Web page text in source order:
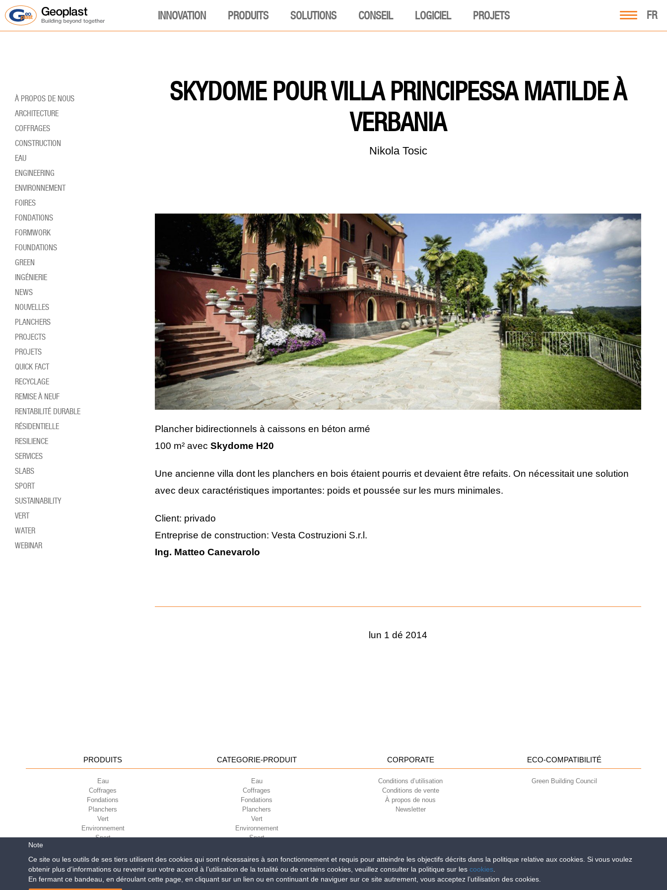
FR
INNOVATION PRODUITS SOLUTIONS CONSEIL LOGICIEL PROJETS
SKYDOME POUR VILLA PRINCIPESSA MATILDE À
VERBANIA
Nikola Tosic
Plancher bidirectionnels à caissons en béton armé
100 m² avec Skydome H20
Une ancienne villa dont les planchers en bois étaient pourris et devaient être refaits. On nécessitait une solution
avec deux caractéristiques importantes: poids et poussée sur les murs minimales.
Client: privado
Entreprise de construction: Vesta Costruzioni S.r.l.
Ing. Matteo Canevarolo
En Sant’Antonio Abate une histoire de valorisation des
LE DESIGN POUSSE DANS LE MOYEN-ORIENT GRÂCE
lun 1 dé 2014
À PROPOS DE NOUS
ARCHITECTURE
COFFRAGES
CONSTRUCTION
EAU
ENGINEERING
ENVIRONNEMENT
FOIRES
FONDATIONS
FORMWORK
FOUNDATIONS
GREEN
INGÉNIERIE
NEWS
NOUVELLES
PLANCHERS
PROJECTS
PROJETS
QUICK FACT
RECYCLAGE
REMISE À NEUF
RENTABILITÉ DURABLE
RÉSIDENTIELLE
RESILIENCE
SERVICES
SLABS
SPORT
SUSTAINABILITY
VERT
WATER
WEBINAR
PRODUITS
Eau
Coffrages
Fondations
Planchers
Vert
Environnement
Sport
CATEGORIE-PRODUIT
Eau
Coffrages
Fondations
Planchers
Vert
Environnement
Sport
CORPORATE
Conditions d’utilisation
Conditions de vente
À propos de nous
Newsletter
ECO-COMPATIBILITÉ
Green Building Council
Geoplast S.p.A.| Via Martiri della Libertà, 6/8 - 35010 Grantorto (Padova) ITALY - Tel+39 049 9490289 - info@geoplastglobal.com
Reg. Impr. PD. n. 03285310284 - R.E.A. n. 300667 P.IVA e C.F. 03285310284 | Cap. Soc. Euro 2.000.000 i.v. | PRIVACY POLICY
Note
Ce site ou les outils de ses tiers utilisent des cookies qui sont nécessaires à son fonctionnement et requis pour atteindre les objectifs décrits dans la politique relative aux cookies. Si vous voulez
obtenir plus d’informations ou revenir sur votre accord à l’utilisation de la totalité ou de certains cookies, veuillez consulter la politique sur les cookies
En fermant ce bandeau, en déroulant cette page, en cliquant sur un lien ou en continuant de naviguer sur ce site autrement, vous acceptez l’utilisation des cookies.